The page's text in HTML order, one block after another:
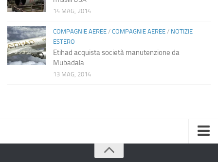
14 MAG, 2014
COMPAGNIE AEREE / COMPAGNIE AEREE / NOTIZIE
ESTERO
Etihad acquista società manutenzione da
Mubadala
13 MAG, 2014